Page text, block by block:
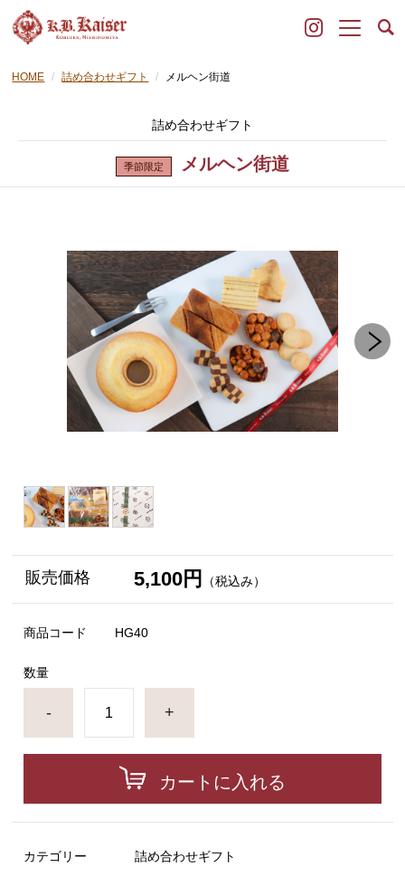
HOME 詰め合わせギフト メルヘン街道
詰め合わせギフト
メルヘン街道
販売価格 5,100円 （税込み）
商品コード HG40
数量
- +
カートに入れる
カテゴリー 詰め合わせギフト